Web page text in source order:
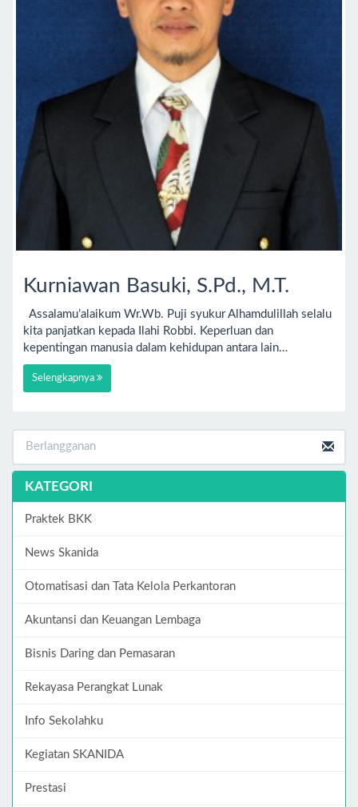
Kurniawan Basuki, S.Pd., M.T.
Assalamu’alaikum Wr.Wb. Puji syukur Alhamdulillah selalu
kita panjatkan kepada Ilahi Robbi. Keperluan dan
kepentingan manusia dalam kehidupan antara lain…
Selengkapnya
KATEGORI
Praktek BKK
News Skanida
Otomatisasi dan Tata Kelola Perkantoran
Akuntansi dan Keuangan Lembaga
Bisnis Daring dan Pemasaran
Rekayasa Perangkat Lunak
Info Sekolahku
Kegiatan SKANIDA
Prestasi